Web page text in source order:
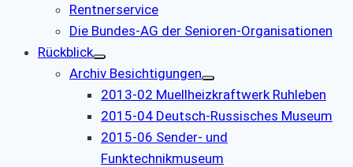
Rentnerservice
Die Bundes-AG der Senioren-Organisationen
Rückblick
Archiv Besichtigungen
2013-02 Muellheizkraftwerk Ruhleben
2015-04 Deutsch-Russisches Museum
2015-06 Sender- und
Funktechnikmuseum